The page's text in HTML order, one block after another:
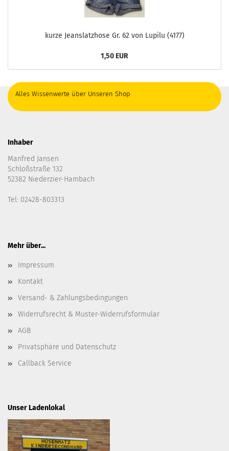
kurze Jeanslatzhose Gr. 62 von Lupilu (4177)
1,50 EUR
Alles Wissenwerte über Unseren Shop
Inhaber
Manfred Jansen
Schloßstraße 132
52382 Niederzier-Hambach
Tel: 02428-803313
Mehr über...
Impressum
Kontakt
Versand- & Zahlungsbedingungen
Widerrufsrecht & Muster-Widerrufsformular
AGB
Privatsphäre und Datenschutz
Callback Service
Unser Ladenlokal